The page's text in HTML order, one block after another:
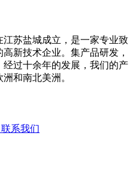
江苏盐城成立，是一家专业致
新技术企业。集产品研发，
过十余年的发展，我们的产
和南北美洲。
联系我们